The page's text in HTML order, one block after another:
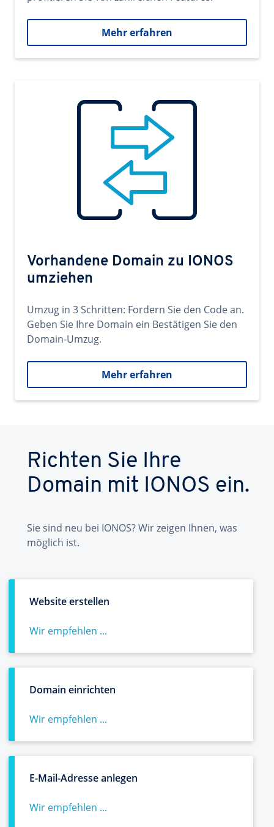
Mehr erfahren
Vorhandene Domain zu IONOS
umziehen
Umzug in 3 Schritten: Fordern Sie den Code an.
Geben Sie Ihre Domain ein Bestätigen Sie den
Domain-Umzug.
Mehr erfahren
Richten Sie Ihre
Domain mit IONOS ein.
Sie sind neu bei IONOS? Wir zeigen Ihnen, was
möglich ist.
Website erstellen
Wir empfehlen ...
Domain einrichten
Wir empfehlen ...
E-Mail-Adresse anlegen
Wir empfehlen ...